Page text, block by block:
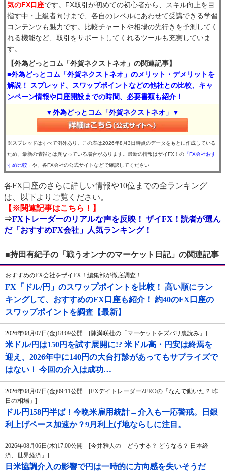
気のFX口座です。FX取引が初めての初心者から、スキル向上を目
指す中・上級者向けまで、各自のレベルにあわせて受講できる学習
コンテンツも魅力です。比較チャートや相場の先行きを予測してく
れる機能など、取引をサポートしてくれるツールも充実していま
す。
【外為どっとコム「外貨ネクストネオ」の関連記事】
■外為どっとコム「外貨ネクストネオ」のメリット・デメリットを
解説！ スプレッド、スワップポイントなどの他社との比較、キャ
ンペーン情報や口座開設までの時間、必要書類も紹介！
▼外為どっとコム「外貨ネクストネオ」▼
※スプレッドはすべて例外あり。この表は2026年8月3日時点のデータをもとに作成している
ため、最新の情報とは異なっている場合があります。最新の情報はザイFX！の 「FX会社おす
すめ比較」 や、各FX会社の公式サイトなどで確認してください
各FX口座のさらに詳しい情報や10位までの全ランキング
は、以下よりご覧ください。
【※関連記事はこちら！】
⇒FXトレーダーのリアルな声を反映！ ザイFX！読者が選ん
だ「おすすめFX会社」人気ランキング！
■持田有紀子の「戦うオンナのマーケット日記」の関連記事
おすすめのFX会社をザイFX！編集部が徹底調査！
FX「ドル/円」のスワップポイントを比較！ 高い順にラン
キングして、おすすめのFX口座も紹介！ 約40のFX口座の
スワップポイントを調査【最新】
2026年08月07日(金)18:09公開 [陳満咲杜の「マーケットをズバリ裏読み」]
米ドル/円は150円を試す展開に!? 米ドル高・円安は終焉を
迎え、2026年中に140円の大台打診があってもサプライズで
はない！ 今回の介入は成功…
2026年08月07日(金)09:11公開 [FXデイトレーダーZEROの「なんで動いた？ 昨
日の相場」]
ドル円158円半ば！今晩米雇用統計→介入も一応警戒。日銀
利上げペース加速か？9月利上げ地ならしに注目。
2026年08月06日(木)17:00公開 [今井雅人の「どうする？ どうなる？ 日本経
済、世界経済」]
日米協調介入の影響で円は一時的に方向感を失いそうだ